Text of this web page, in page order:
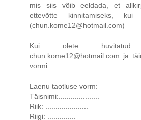
mis siis võib eeldada, et
ettevõtte kinnitamiseks,
(chun.kome12@hotmail.com)
Kui olete huvitatud
chun.kome12@hotmail.com ja
vormi.
Laenu taotluse vorm:
Täisnimi:....................
Riik: .....................
Riigi: ..............